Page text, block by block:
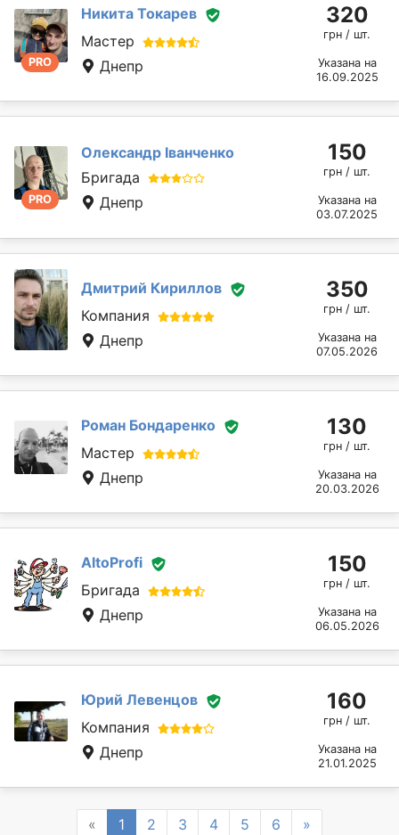
PRO
Никита Токарев
Мастер
Днепр
320
грн / шт.
Указана на
16.09.2025
PRO
Олександр Іванченко
Бригада
Днепр
150
грн / шт.
Указана на
03.07.2025
Дмитрий Кириллов
Компания
Днепр
350
грн / шт.
Указана на
07.05.2026
Роман Бондаренко
Мастер
Днепр
130
грн / шт.
Указана на
20.03.2026
AltoProfi
Бригада
Днепр
150
грн / шт.
Указана на
06.05.2026
Юрий Левенцов
Компания
Днепр
160
грн / шт.
Указана на
21.01.2025
« Previous
1 2 3 4 5 6 »